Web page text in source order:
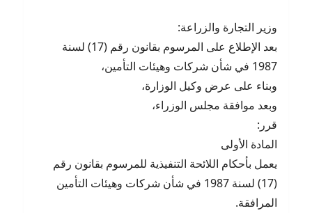
وزير التجارة والزراعة:
بعد الإطلاع على المرسوم بقانون رقم (17) لسنة
1987 في شأن شركات وهيئات التأمين،
وبناء على عرض وكيل الوزارة،
وبعد موافقة مجلس الوزراء،
قرر:
المادة الأولى
يعمل بأحكام اللائحة التنفيذية للمرسوم بقانون رقم
(17) لسنة 1987 في شأن شركات وهيئات التأمين
المرافقة.